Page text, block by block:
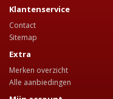
Klantenservice
Contact
Sitemap
Extra
Merken overzicht
Alle aanbiedingen